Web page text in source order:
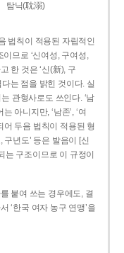
탐닉(耽溺)
법칙이 적용된 자립적인
이므로 ‘신여성, 구여성,
한 것은 ‘신(新), 구
는 점을 밝힌 것이다. 실
관형사로도 쓰인다. ‘남
아니지만, ‘남존’, ‘여
어 두음 법칙이 적용된 형
년도’ 등은 발음이 [신
는 구조이므로 이 규정이
붙여 쓰는 경우에도, 결
‘한국 여자 농구 연맹’을